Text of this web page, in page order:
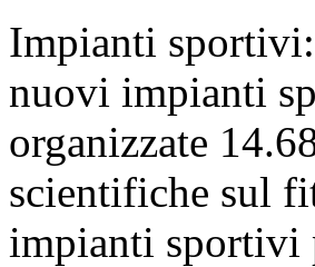
Impianti
nuovi impianti
organizzate
scientifiche sul
impianti sportivi